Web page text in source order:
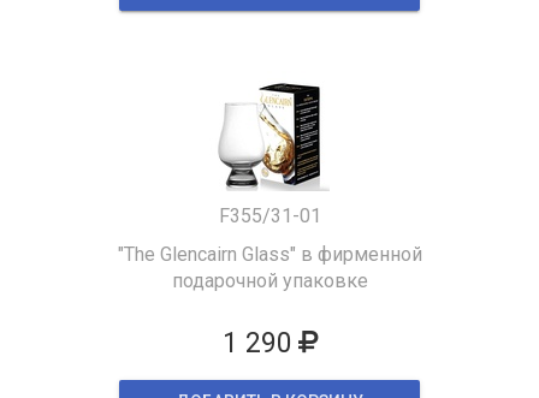
F355/31-01
"The Glencairn Glass" в фирменной
подарочной упаковке
1 290